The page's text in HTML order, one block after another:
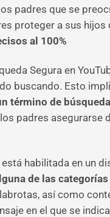
padres que se
proteger a sus
al 100%
Segura en
buscando. Esto
término de
padres asegurarse
habilitada en un
de las
así como
en el que se